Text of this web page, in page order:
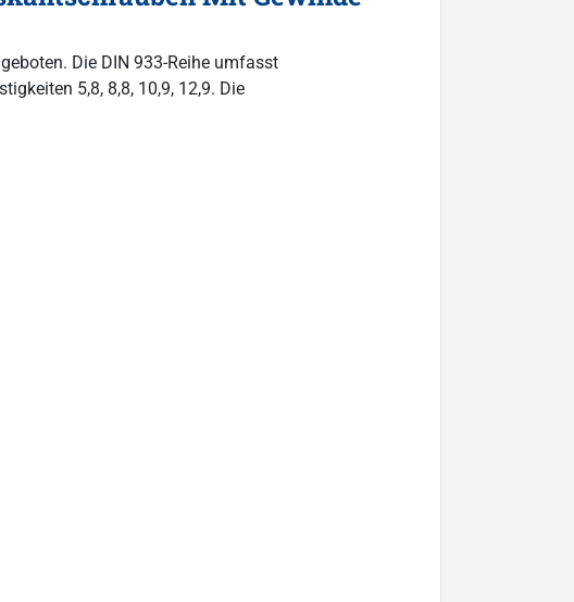
Die DIN 933-Reihe umfasst
5,8, 8,8, 10,9, 12,9. Die